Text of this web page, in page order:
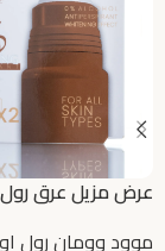
عرض مزيل عرق
موود وومان رول